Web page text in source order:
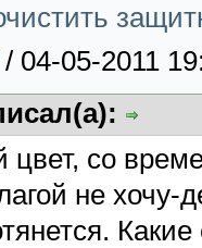
/ 04-05-2011
цвет, со
не хочу-